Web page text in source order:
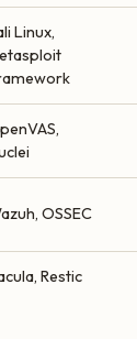
Linux,
OSSEC
Restic